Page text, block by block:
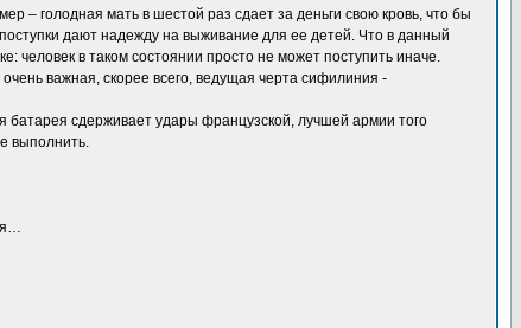
– голодная мать в шестой раз сдает за деньги свою кровь, что бы
дают надежду на выживание для ее детей. Что в данный
человек в таком состоянии просто не может поступить иначе.
важная, скорее всего, ведущая черта сифилиния -
батарея сдерживает удары французской, лучшей армии того
выполнить.